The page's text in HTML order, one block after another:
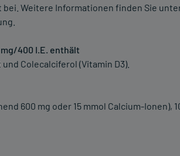
bei. Weitere Informationen finden Sie
400 I.E. enthält
Colecalciferol (Vitamin D3).
600 mg oder 15 mmol Calcium-Ionen),